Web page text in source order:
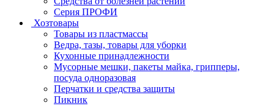
Серия ПРОФИ
Хозтовары
Товары из пластмассы
Ведра, тазы, товары для уборки
Кухонные принадлежности
Мусорные мешки, пакеты майка, грипперы,
посуда одноразовая
Перчатки и средства защиты
Пикник